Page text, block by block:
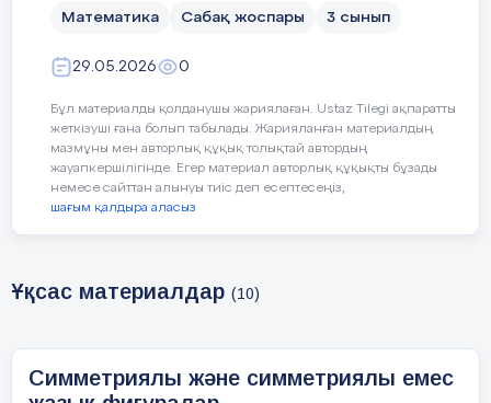
Дәйексөз:“Әділет –
Сабақтың барысы
Сабақтың
кезеңі//
Педагогтің әрекеті
Сабақ Психологиялық ахуалды жақсарту
Математика Сабақ жоспары 3 сынып
29.05.2026 0
Бұл материалды қолданушы жариялаған. Ustaz Tilegi ақпаратты
жеткізуші ғана болып табылады. Жарияланған материалдың
мазмұны мен авторлық құқық толықтай автордың
жауапкершілігінде. Егер материал авторлық құқықты бұзады
немесе сайттан алынуы тиіс деп есептесеңіз,
шағым қалдыра аласыз
Ұқсас материалдар (10)
Симметриялы және симметриялы емес